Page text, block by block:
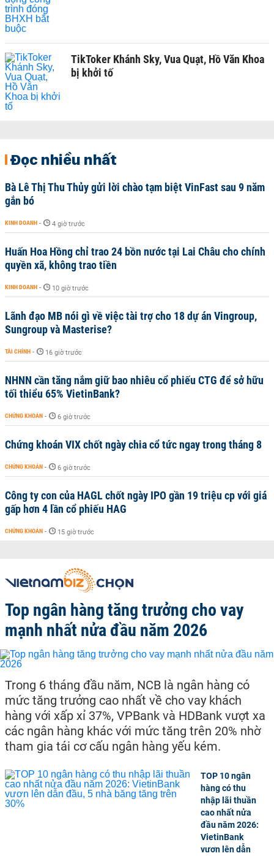
TikToker Khánh Sky, Vua Quạt, Hồ Văn Khoa
bị khởi tố
Đọc nhiều nhất
Bà Lê Thị Thu Thủy gửi lời chào tạm biệt VinFast sau 9 năm
gắn bó
KINH DOANH - 4 giờ trước
Huấn Hoa Hồng chỉ trao 24 bồn nước tại Lai Châu cho chính
quyền xã, không trao tiền
KINH DOANH - 10 giờ trước
Lãnh đạo MB nói gì về việc tài trợ cho 18 dự án Vingroup,
Sungroup và Masterise?
TÀI CHÍNH - 16 giờ trước
NHNN cần tăng nắm giữ bao nhiêu cổ phiếu CTG để sở hữu
tối thiểu 65% VietinBank?
CHỨNG KHOÁN - 6 giờ trước
Chứng khoán VIX chốt ngày chia cổ tức ngay trong tháng 8
CHỨNG KHOÁN - 6 giờ trước
Công ty con của HAGL chốt ngày IPO gần 19 triệu cp với giá
gấp hơn 4 lần cổ phiếu HAG
CHỨNG KHOÁN - 15 giờ trước
Top ngân hàng tăng trưởng cho vay
mạnh nhất nửa đầu năm 2026
Trong 6 tháng đầu năm, NCB là ngân hàng có
mức tăng trưởng cao nhất về cho vay khách
hàng với xấp xỉ 37%, VPBank và HDBank vượt xa
các ngân hàng khác với mức tăng trên 20% nhờ
tham gia tái cơ cấu ngân hàng yếu kém.
TOP 10 ngân
hàng có thu
nhập lãi thuần
cao nhất nửa
đầu năm 2026:
VietinBank
vươn lên dẫn